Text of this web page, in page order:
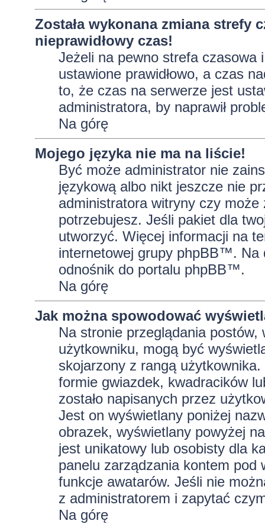
Została wykonana zmiana strefy
nieprawidłowy czas!
Jeżeli na pewno strefa czasowa
ustawione prawidłowo, a czas
to, że czas na serwerze jest
administratora, by naprawił
Na górę
Mojego języka nie ma na liście!
Być może administrator nie
językową albo nikt jeszcze nie
administratora witryny czy
potrzebujesz. Jeśli pakiet dla
utworzyć. Więcej informacji na
internetowej grupy phpBB™. Na
odnośnik do portalu phpBB™.
Na górę
Jak można spowodować
Na stronie przeglądania
użytkowniku, mogą być
skojarzony z rangą
formie gwiazdek, kwadracików
zostało napisanych przez
Jest on wyświetlany poniżej
obrazek, wyświetlany powyżej
jest unikatowy lub osobisty dla
panelu zarządzania kontem pod
funkcje awatarów. Jeśli nie
z administratorem i zapytać
Na górę